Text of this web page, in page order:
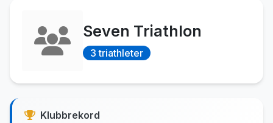
Seven Triathlon
3 triathleter
Klubbrekord